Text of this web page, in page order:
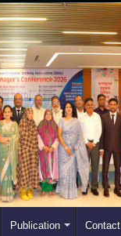
Publication Contact